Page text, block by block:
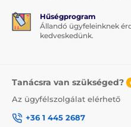
Hűségprogram
Állandó ügyfeleinknek
kedveskedünk.
Tanácsra van szükséged?
Az ügyfélszolgálat elérhető
+36 1 445 2687